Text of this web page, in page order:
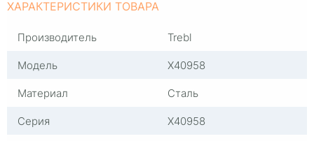
ХАРАКТЕРИСТИКИ ТОВАРА
Производитель
Trebl
Модель
X40958
Материал
Сталь
Серия
X40958